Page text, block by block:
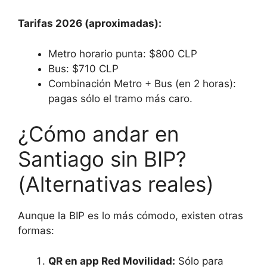
Tarifas 2026 (aproximadas):
Metro horario punta: $800 CLP
Bus: $710 CLP
Combinación Metro + Bus (en 2 horas):
pagas sólo el tramo más caro.
¿Cómo andar en
Santiago sin BIP?
(Alternativas reales)
Aunque la BIP es lo más cómodo, existen otras
formas:
QR en app Red Movilidad: Sólo para